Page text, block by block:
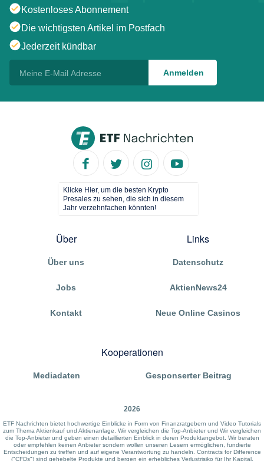
Kostenloses Abonnement
Die wichtigsten Artikel im Postfach
Jederzeit kündbar
Klicke Hier, um die besten Krypto
Presales zu sehen, die sich in diesem
Jahr verzehnfachen könnten!
Über
Über uns
Jobs
Kontakt
Links
Datenschutz
AktienNews24
Neue Online Casinos
Kooperationen
Mediadaten Gesponserter Beitrag
2026
ETF Nachrichten bietet hochwertige Einblicke in Form von Finanzratgebern und Video Tutorials
zum Thema Aktienkauf und Aktienanlage. Wir vergleichen die Top-Anbieter und Wir vergleichen
die Top-Anbieter und geben einen detaillierten Einblick in deren Produktangebot. Wir beraten
oder empfehlen keinen Anbieter sondern wollen unseren Lesern ermöglichen, fundierte
Entscheidungen zu treffen und auf eigene Verantwortung zu handeln. Contracts for Difference
("CFDs") sind gehebelte Produkte und bergen ein erhebliches Verlustrisiko für Ihr Kapital.